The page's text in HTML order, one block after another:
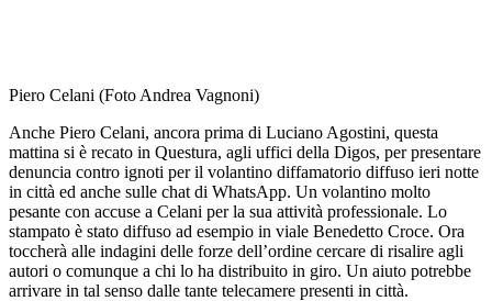
Piero Celani (Foto Andrea Vagnoni)
Anche Piero Celani, ancora prima di Luciano Agostini, questa
mattina si è recato in Questura, agli uffici della Digos, per presentare
denuncia contro ignoti per il volantino diffamatorio diffuso ieri notte
in città ed anche sulle chat di WhatsApp. Un volantino molto
pesante con accuse a Celani per la sua attività professionale. Lo
stampato è stato diffuso ad esempio in viale Benedetto Croce. Ora
toccherà alle indagini delle forze dell’ordine cercare di risalire agli
autori o comunque a chi lo ha distribuito in giro. Un aiuto potrebbe
arrivare in tal senso dalle tante telecamere presenti in città.